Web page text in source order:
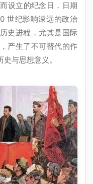
设立的纪念日，日期
世纪影响深远的政治
史进程，尤其是国际
产生了不可替代的作
与思想意义。